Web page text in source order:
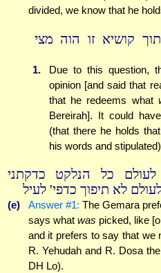
divided, we know that he
קושיא זו הוה מצי
1.
Due to this question,
opinion [and said that
that he redeems what
Bereirah]. It could
(that there he holds
his words and
כל הנלקט כדקתני
לא תיפוך כדפי' לעיל
(e) Answer #1: The Gemara
says what was picked, like
and it prefers to say that we
R. Yehudah and R. Dosa
DH Lo).